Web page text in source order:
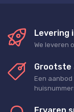
Levering
We leveren
Grootste
Een